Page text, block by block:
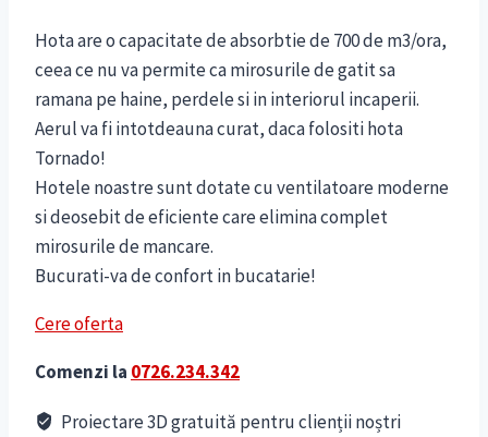
a
fost:
580 lei.
este:
540 lei.
Hota are o capacitate de absorbtie de 700 de m3/ora,
ceea ce nu va permite ca mirosurile de gatit sa
ramana pe haine, perdele si in interiorul incaperii.
Aerul va fi intotdeauna curat, daca folositi hota
Tornado!
Hotele noastre sunt dotate cu ventilatoare moderne
si deosebit de eficiente care elimina complet
mirosurile de mancare.
Bucurati-va de confort in bucatarie!
Cere oferta
Comenzi la 0726.234.342
Proiectare 3D gratuită pentru clienții noștri